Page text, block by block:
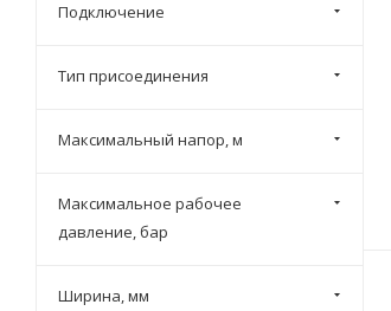
82
280
Подключение
Тип присоединения
Максимальный напор, м
Максимальное рабочее
давление, бар
Ширина, мм